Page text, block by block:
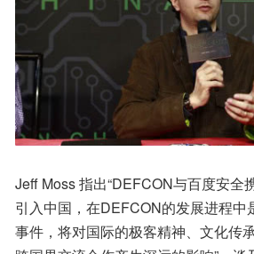
Jeff Moss 指出“DEFCON与百度安全
引入中国，在DEFCON的发展进程中
事件，将对国际的极客精神、文化传